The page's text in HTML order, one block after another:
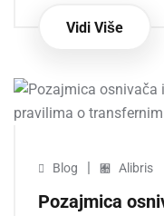
Vidi Više
Blog | Alibris
Pozajmica